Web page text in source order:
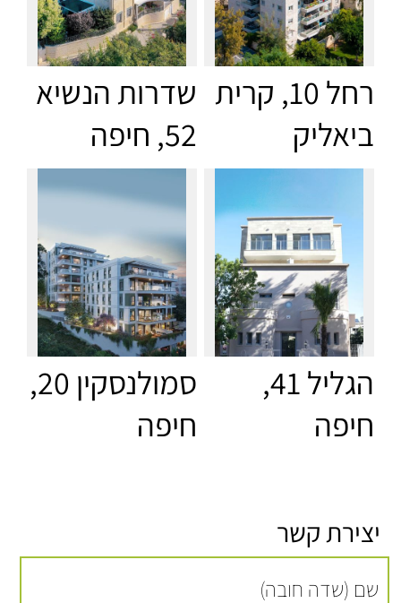
רחל 10, קרית
ביאליק
שדרות הנשיא
52, חיפה
הגליל 41,
חיפה
סמולנסקין 20,
חיפה
יצירת קשר